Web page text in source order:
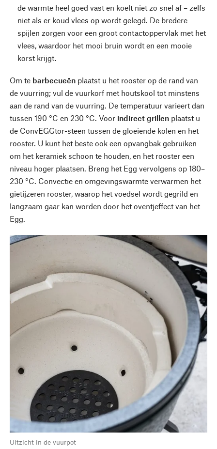
de warmte heel goed vast en koelt niet zo snel af – zelfs
niet als er koud vlees op wordt gelegd. De bredere
spijlen zorgen voor een groot contactoppervlak met het
vlees, waardoor het mooi bruin wordt en een mooie
korst krijgt.
Om te barbecueën plaatst u het rooster op de rand van
de vuurring; vul de vuurkorf met houtskool tot minstens
aan de rand van de vuurring. De temperatuur varieert dan
tussen 190 °C en 230 °C. Voor indirect grillen plaatst u
de ConvEGGtor-steen tussen de gloeiende kolen en het
rooster. U kunt het beste ook een opvangbak gebruiken
om het keramiek schoon te houden, en het rooster een
niveau hoger plaatsen. Breng het Egg vervolgens op 180–
230 °C. Convectie en omgevingswarmte verwarmen het
gietijzeren rooster, waarop het voedsel wordt gegrild en
langzaam gaar kan worden door het oventjeffect van het
Egg.
Uitzicht in de vuurpot